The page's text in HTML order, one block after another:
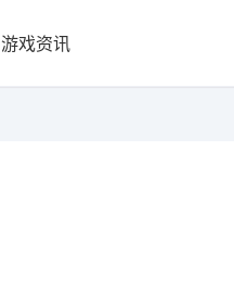
游戏资讯